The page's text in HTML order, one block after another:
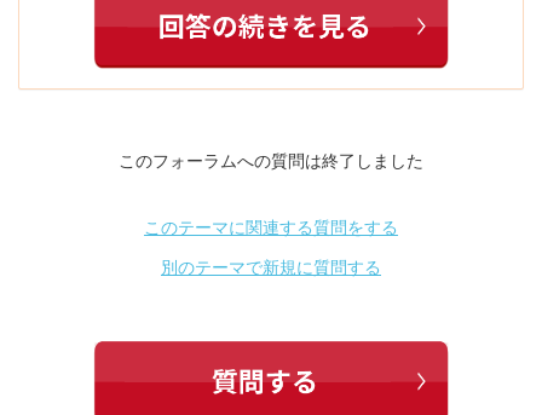
このフォーラムへの質問は終了しました
このテーマに関連する質問をする
別のテーマで新規に質問する